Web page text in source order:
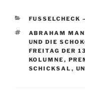
KATEGORIEN
FUSSELCHECK
ABRAHAM
UND DIE
FREITAG DER
KOLUMNE ,
SCHICKSAL ,